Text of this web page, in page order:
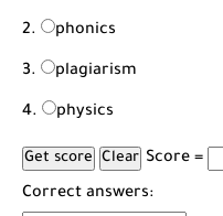
phonics
plagiarism
physics
Score =
Correct answers: